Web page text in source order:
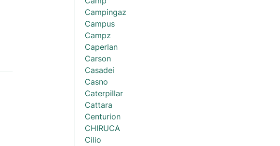
Campingaz
Campus
Campz
Caperlan
Carson
Casadei
Casno
Caterpillar
Cattara
Centurion
CHIRUCA
Cilio